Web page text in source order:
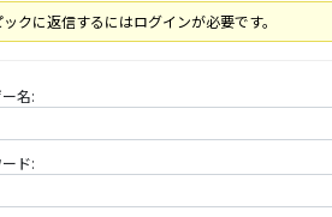
クに返信するにはログインが必要です。
名:
ド: